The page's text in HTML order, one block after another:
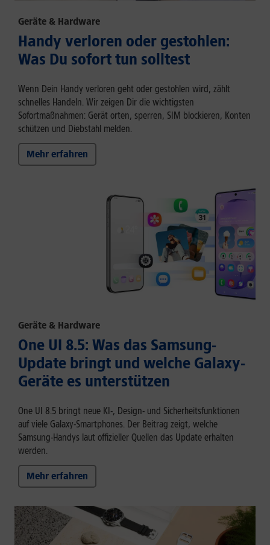
Geräte & Hardware
Handy verloren oder gestohlen:
Was Du sofort tun solltest
Wenn Dein Handy verloren geht oder gestohlen wird, zählt
schnelles Handeln. Wir zeigen Dir die wichtigsten
Sofortmaßnahmen: Gerät orten, sperren, SIM blockieren, Konten
schützen und Diebstahl melden.
Mehr erfahren
Geräte & Hardware
One UI 8.5: Was das Samsung-
Update bringt und welche Galaxy-
Geräte es unterstützen
One UI 8.5 bringt neue KI-, Design- und Sicherheitsfunktionen
auf viele Galaxy-Smartphones. Der Beitrag zeigt, welche
Samsung-Handys laut offizieller Quellen das Update erhalten
werden.
Mehr erfahren